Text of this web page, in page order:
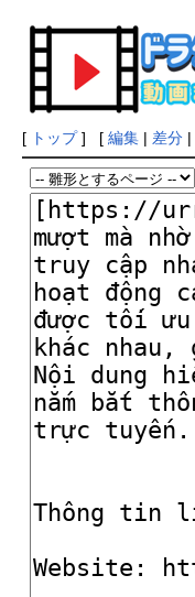
[ トップ] [ 編集| 差分|